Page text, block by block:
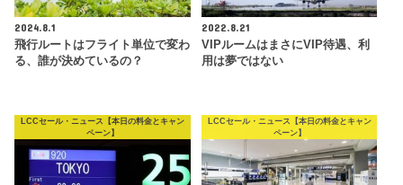
2024.8.1
飛行ルートはフライト単位で変わ
る、誰が決めているの？
2022.8.21
VIPルームはまさにVIP待遇、利
用は夢ではない
LCCセール・ニュース【本日の料金とキャン
ペーン】
LCCセール・ニュース【本日の料金とキャン
ペーン】